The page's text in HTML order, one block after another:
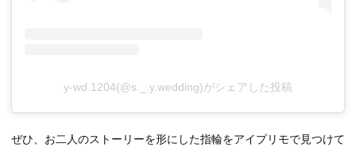
y-wd.1204(@s._.y.wedding)がシェアした投稿
ぜひ、お二人のストーリーを形にした指輪をアイプリモで見つけて